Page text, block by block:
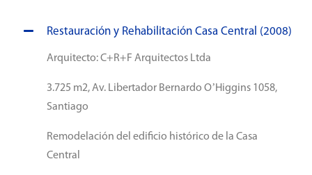
Restauración y Rehabilitación Casa Central (2008)
Arquitecto: C+R+F Arquitectos Ltda
3.725 m2, Av. Libertador Bernardo O’Higgins 1058,
Santiago
Remodelación del edificio histórico de la Casa
Central